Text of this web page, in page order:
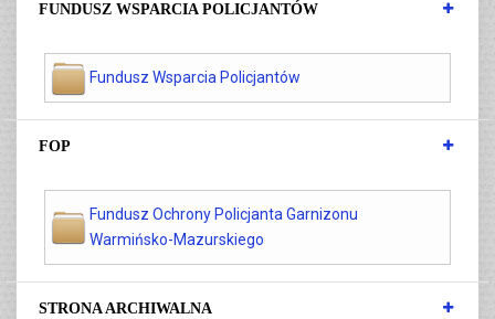
FUNDUSZ WSPARCIA POLICJANTÓW
Fundusz Wsparcia Policjantów
FOP
Fundusz Ochrony Policjanta Garnizonu
Warmińsko-Mazurskiego
STRONA ARCHIWALNA